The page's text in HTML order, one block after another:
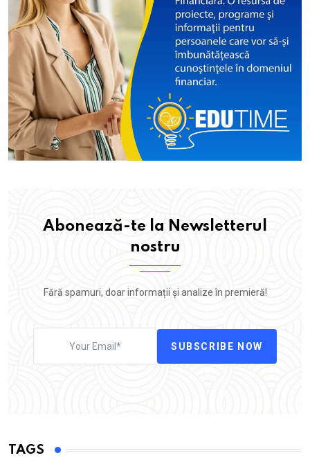
Abonează-te la Newsletterul
nostru
Fără spamuri, doar informații și analize în premieră!
SUBSCRIBE NOW
TAGS